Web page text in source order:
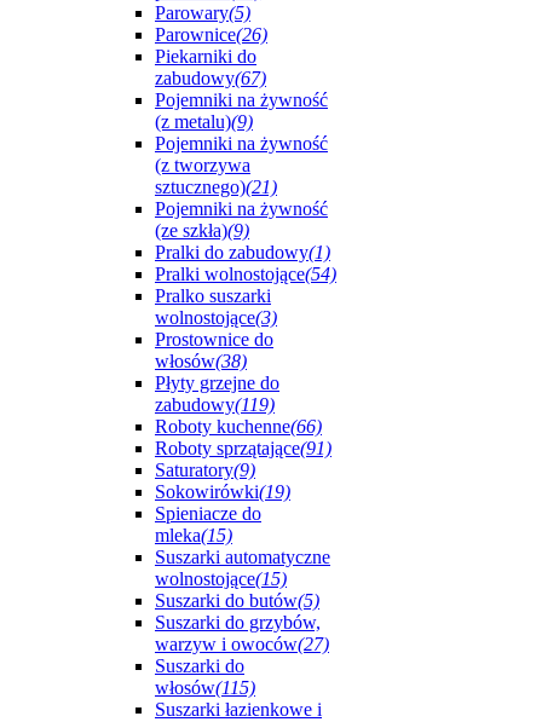
Parowary(5)
Parownice(26)
Piekarniki do
zabudowy(67)
Pojemniki na żywność
(z metalu)(9)
Pojemniki na żywność
(z tworzywa
sztucznego)(21)
Pojemniki na żywność
(ze szkła)(9)
Pralki do zabudowy(1)
Pralki wolnostojące(54)
Pralko suszarki
wolnostojące(3)
Prostownice do
włosów(38)
Płyty grzejne do
zabudowy(119)
Roboty kuchenne(66)
Roboty sprzątające(91)
Saturatory(9)
Sokowirówki(19)
Spieniacze do
mleka(15)
Suszarki automatyczne
wolnostojące(15)
Suszarki do butów(5)
Suszarki do grzybów,
warzyw i owoców(27)
Suszarki do
włosów(115)
Suszarki łazienkowe i